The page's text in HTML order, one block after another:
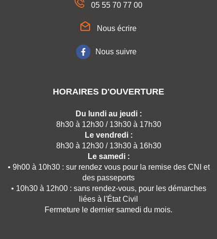
05 55 70 77 00
Nous écrire
Nous suivre
HORAIRES D'OUVERTURE
Du lundi au jeudi :
8h30 à 12h30 / 13h30 à 17h30
Le vendredi :
8h30 à 12h30 / 13h30 à 16h30
Le samedi :
• 9h00 à 10h30 : sur rendez vous pour la remise des CNI et
des passeports
• 10h30 à 12h00 : sans rendez-vous, pour les démarches
liées à l'État Civil
Fermeture le dernier samedi du mois.